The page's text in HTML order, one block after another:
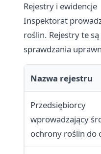
Rejestry i ewidencje
Inspektorat
roślin. Rejestry te
sprawdzania
Nazwa rejestru
Przedsiębiorcy
wprowadzający
ochrony roślin do